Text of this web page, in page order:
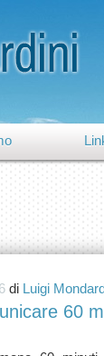
di Luigi
60